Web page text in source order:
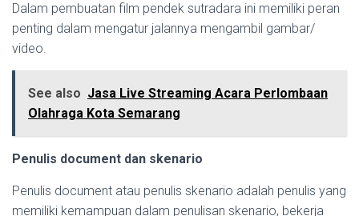
Dalam pembuatan film pendek sutradara ini memiliki peran
penting dalam mengatur jalannya mengambil gambar/
video.
See also Jasa Live Streaming Acara Perlombaan
Olahraga Kota Semarang
Penulis document dan skenario
Penulis document atau penulis skenario adalah penulis yang
memiliki kemampuan dalam penulisan skenario, bekerja